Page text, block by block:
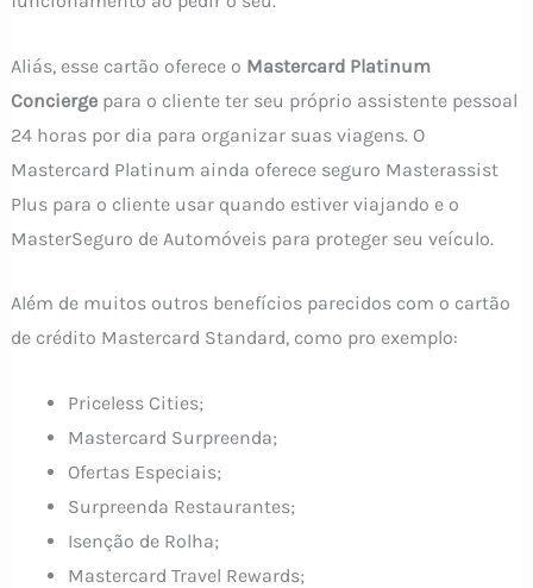
Aliás, esse cartão oferece o Mastercard Platinum
Conciergepara o cliente ter seu próprio assistente pessoal
24 horas por dia para organizar suas viagens. O
Mastercard Platinum ainda oferece seguro Masterassist
Plus para o cliente usar quando estiver viajando e o
MasterSeguro de Automóveis para proteger seu veículo.
Além de muitos outros benefícios parecidos com o cartão
de crédito Mastercard Standard, como pro exemplo:
Priceless Cities;
Mastercard Surpreenda;
Ofertas Especiais;
Surpreenda Restaurantes;
Isenção de Rolha;
Mastercard Travel Rewards;